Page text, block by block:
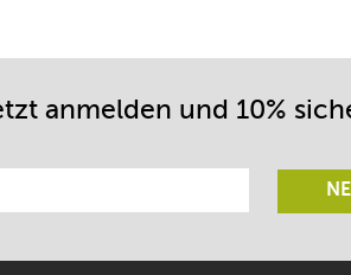
anmelden und 10%